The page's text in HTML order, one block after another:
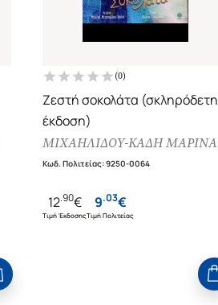
(0)
Ζεστή σοκολάτα (σκληρόδετη
έκδοση)
ΜΙΧΑΗΛΙΔΟΥ-ΚΑΔΗ ΜΑΡΙΝΑ
Κωδ. Πολιτείας:9250-0064
12.90€
Τιμή Έκδοσης
9.03€
Τιμή Πολιτείας